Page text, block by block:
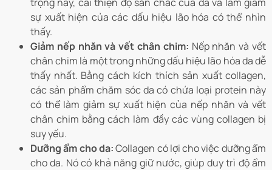
sự xuất hiện của các dấu hiệu lão hóa có thể nhìn
thấy.
Giảm nếp nhăn và vết chân chim: Nếp nhăn và vết
chân chim là một trong những dấu hiệu lão hóa da dễ
thấy nhất. Bằng cách kích thích sản xuất collagen,
các sản phẩm chăm sóc da có chứa loại protein này
có thể làm giảm sự xuất hiện của nếp nhăn và vết
chân chim bằng cách làm đầy các vùng collagen bị
suy yếu.
Dưỡng ẩm cho da:Collagen có lợi cho việc dưỡng ẩm
cho da. Nó có khả năng giữ nước, giúp duy trì độ ẩm